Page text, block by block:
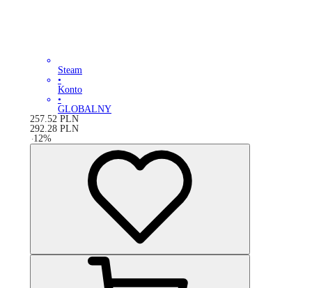
Steam
•
Konto
•
GLOBALNY
257.52 PLN
292.28 PLN
-12%